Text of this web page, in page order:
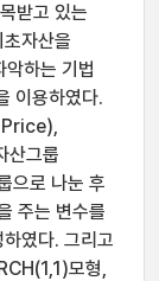
받고 있는
자산을
하는 기법
이용하였다.
산그룹
로 나눈 후
주는 변수를
였다. 그리고
모형,